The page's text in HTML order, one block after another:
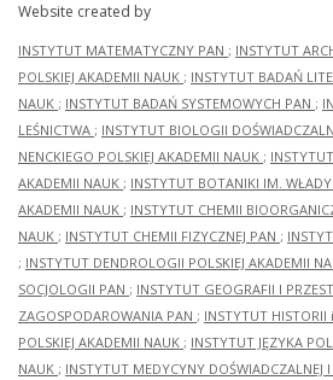
Website created by
INSTYTUT MATEMATYCZNY PAN ; INSTYTUT
POLSKIEJ AKADEMII NAUK ; INSTYTUT BADAŃ
NAUK ; INSTYTUT BADAŃ SYSTEMOWYCH PAN ;
LEŚNICTWA ; INSTYTUT BIOLOGII
NENCKIEGO POLSKIEJ AKADEMII NAUK ;
AKADEMII NAUK ; INSTYTUT BOTANIKI IM.
AKADEMII NAUK ; INSTYTUT CHEMII
NAUK ; INSTYTUT CHEMII FIZYCZNEJ PAN ;
; INSTYTUT DENDROLOGII POLSKIEJ AKADEMII
SOCJOLOGII PAN ; INSTYTUT GEOGRAFII I
ZAGOSPODAROWANIA PAN ; INSTYTUT
POLSKIEJ AKADEMII NAUK ; INSTYTUT JĘZYKA
NAUK ; INSTYTUT MEDYCYNY DOŚWIADCZALNEJ